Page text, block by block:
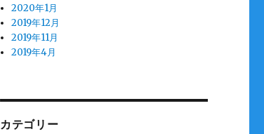
2020年1月
2019年12月
2019年11月
2019年4月
カテゴリー